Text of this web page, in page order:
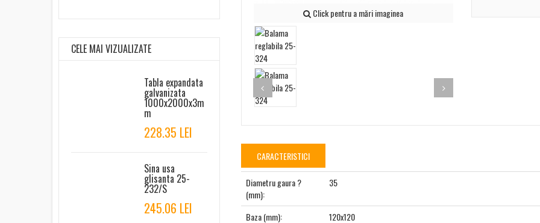
Click pentru a mări imaginea
CARACTERISTICI
Diametru gaura ?
(mm):
35
Baza (mm): 120x120
CELE MAI VIZUALIZATE
Tabla expandata
galvanizata
1000x2000x3m
m
228.35 LEI
Sina usa
glisanta 25-
232/S
245.06 LEI